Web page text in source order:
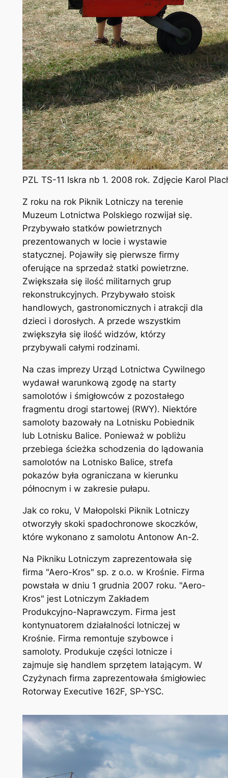
PZL TS-11 Iskra nb 1. 2008 rok. Zdjęcie Karol
Z roku na rok Piknik Lotniczy na terenie
Muzeum Lotnictwa Polskiego rozwijał się.
Przybywało statków powietrznych
prezentowanych w locie i wystawie
statycznej. Pojawiły się pierwsze firmy
oferujące na sprzedaż statki powietrzne.
Zwiększała się ilość militarnych grup
rekonstrukcyjnych. Przybywało stoisk
handlowych, gastronomicznych i atrakcji dla
dzieci i dorosłych. A przede wszystkim
zwiększyła się ilość widzów, którzy
przybywali całymi rodzinami.
Na czas imprezy Urząd Lotnictwa Cywilnego
wydawał warunkową zgodę na starty
samolotów i śmigłowców z pozostałego
fragmentu drogi startowej (RWY). Niektóre
samoloty bazowały na Lotnisku Pobiednik
lub Lotnisku Balice. Ponieważ w pobliżu
przebiega ścieżka schodzenia do lądowania
samolotów na Lotnisko Balice, strefa
pokazów była ograniczana w kierunku
północnym i w zakresie pułapu.
Jak co roku, V Małopolski Piknik Lotniczy
otworzyły skoki spadochronowe skoczków,
które wykonano z samolotu Antonow An-2.
Na Pikniku Lotniczym zaprezentowała się
firma "Aero-Kros" sp. z o.o. w Krośnie. Firma
powstała w dniu 1 grudnia 2007 roku. "Aero-
Kros" jest Lotniczym Zakładem
Produkcyjno-Naprawczym. Firma jest
kontynuatorem działalności lotniczej w
Krośnie. Firma remontuje szybowce i
samoloty. Produkuje części lotnicze i
zajmuje się handlem sprzętem latającym. W
Czyżynach firma zaprezentowała śmigłowiec
Rotorway Executive 162F, SP-YSC.